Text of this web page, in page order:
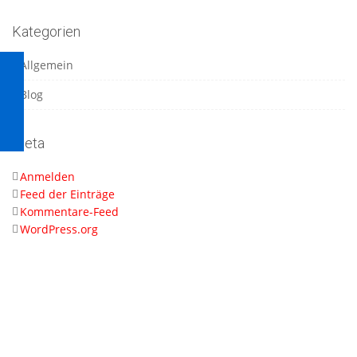
Kategorien
Allgemein
Blog
Meta
Anmelden
Feed der Einträge
Kommentare-Feed
WordPress.org